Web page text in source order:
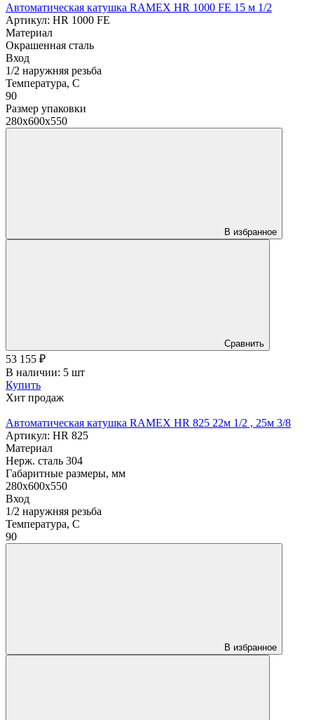
Автоматическая катушка RAMEX HR 1000 FE 15 м 1/2
Артикул: HR 1000 FE
Материал
Окрашенная сталь
Вход
1/2 наружняя резьба
Температура, C
90
Размер упаковки
280x600x550
В избранное
Сравнить
53 155 ₽
В наличии: 5 шт
Купить
Хит продаж
Автоматическая катушка RAMEX HR 825 22м 1/2 , 25м 3/8
Артикул: HR 825
Материал
Нерж. сталь 304
Габаритные размеры, мм
280x600x550
Вход
1/2 наружняя резьба
Температура, C
90
В избранное